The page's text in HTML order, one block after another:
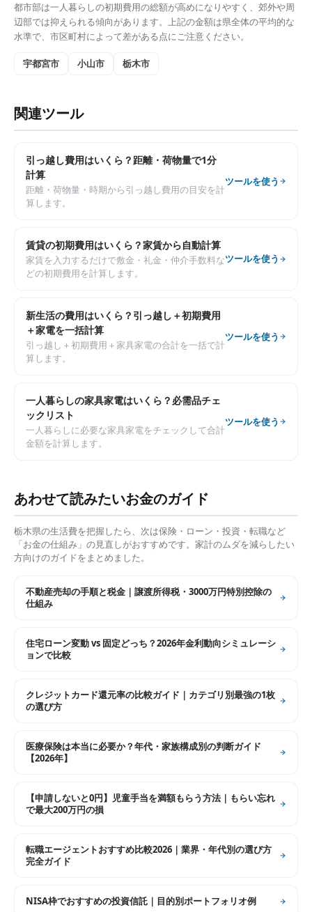
都市部は一人暮らしの初期費用の総額が高めになりやすく、郊外や周
辺部では抑えられる傾向があります。上記の金額は県全体の平均的な
水準で、市区町村によって差がある点にご注意ください。
宇都宮市 小山市 栃木市
関連ツール
引っ越し費用はいくら？距離・荷物量で1分
計算
距離・荷物量・時期から引っ越し費用の目安を計
算します。
ツールを使う
賃貸の初期費用はいくら？家賃から自動計算
家賃を入力するだけで敷金・礼金・仲介手数料な
どの初期費用を計算します。
ツールを使う
新生活の費用はいくら？引っ越し＋初期費用
＋家電を一括計算
引っ越し＋初期費用＋家具家電の合計を一括で計
算します。
ツールを使う
一人暮らしの家具家電はいくら？必需品チェ
ックリスト
一人暮らしに必要な家具家電をチェックして合計
金額を計算します。
ツールを使う
あわせて読みたいお金のガイド
栃木県の生活費を把握したら、次は保険・ローン・投資・転職など
「お金の仕組み」の見直しがおすすめです。家計のムダを減らしたい
方向けのガイドをまとめました。
不動産売却の手順と税金｜譲渡所得税・3000万円特別控除の
仕組み
住宅ローン変動 vs 固定どっち？2026年金利動向シミュレーシ
ョンで比較
クレジットカード還元率の比較ガイド｜カテゴリ別最強の1枚
の選び方
医療保険は本当に必要か？年代・家族構成別の判断ガイド
【2026年】
【申請しないと0円】児童手当を満額もらう方法｜もらい忘れ
で最大200万円の損
転職エージェントおすすめ比較2026｜業界・年代別の選び方
完全ガイド
NISA枠でおすすめの投資信託｜目的別ポートフォリオ例